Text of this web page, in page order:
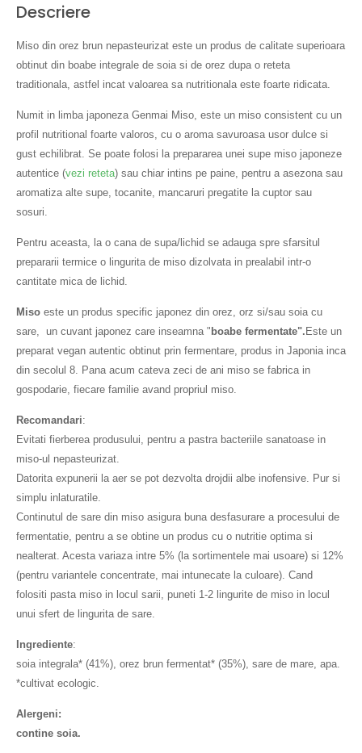
Descriere
Miso din orez brun nepasteurizat este un produs de calitate superioara
obtinut din boabe integrale de soia si de orez dupa o reteta
traditionala, astfel incat valoarea sa nutritionala este foarte ridicata.
Numit in limba japoneza Genmai Miso, este un miso consistent cu un
profil nutritional foarte valoros, cu o aroma savuroasa usor dulce si
gust echilibrat. Se poate folosi la prepararea unei supe miso japoneze
autentice (vezi reteta) sau chiar intins pe paine, pentru a asezona sau
aromatiza alte supe, tocanite, mancaruri pregatite la cuptor sau
sosuri.
Pentru aceasta, la o cana de supa/lichid se adauga spre sfarsitul
prepararii termice o lingurita de miso dizolvata in prealabil intr-o
cantitate mica de lichid.
Miso este un produs specific japonez din orez, orz si/sau soia cu
sare, un cuvant japonez care inseamna " boabe fermentate". Este un
preparat vegan autentic obtinut prin fermentare, produs in Japonia inca
din secolul 8. Pana acum cateva zeci de ani miso se fabrica in
gospodarie, fiecare familie avand propriul miso.
Recomandari:
Evitati fierberea produsului, pentru a pastra bacteriile sanatoase in
miso-ul nepasteurizat.
Datorita expunerii la aer se pot dezvolta drojdii albe inofensive. Pur si
simplu inlaturatile.
Continutul de sare din miso asigura buna desfasurare a procesului de
fermentatie, pentru a se obtine un produs cu o nutritie optima si
nealterat. Acesta variaza intre 5% (la sortimentele mai usoare) si 12%
(pentru variantele concentrate, mai intunecate la culoare). Cand
folositi pasta miso in locul sarii, puneti 1-2 lingurite de miso in locul
unui sfert de lingurita de sare.
Ingrediente:
soia integrala* (41%), orez brun fermentat* (35%), sare de mare, apa.
*cultivat ecologic.
Alergeni:
contine soia.